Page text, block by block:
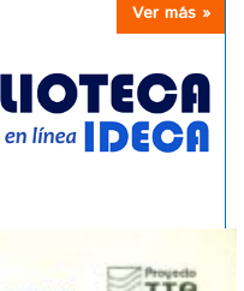
Ver más »